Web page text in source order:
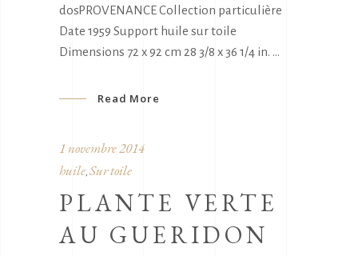
dosPROVENANCE Collection particulière
Date 1959 Support huile sur toile
Dimensions 72 x 92 cm 28 3/8 x 36 1/4 in.
Read More
1 novembre 2014
huile, Sur toile
PLANTE VERTE
AU GUERIDON